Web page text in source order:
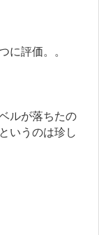
評価。。
ルが落ちたの
いうのは珍し